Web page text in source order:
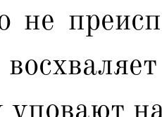
не
уповают